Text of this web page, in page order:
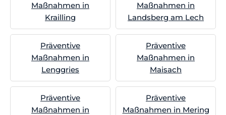
Maßnahmen in
Krailling
Maßnahmen in
Landsberg am Lech
Präventive
Maßnahmen in
Lenggries
Präventive
Maßnahmen in
Maisach
Präventive
Maßnahmen in
Präventive
Maßnahmen in Mering